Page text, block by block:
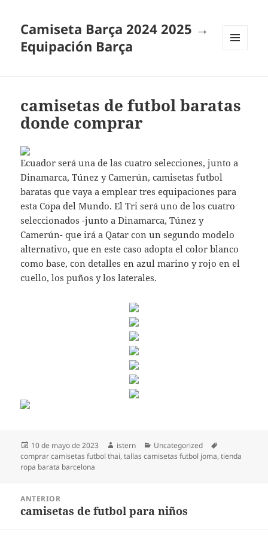
Camiseta Barça 2024 2025 →
Equipación Barça
camisetas de futbol baratas
donde comprar
Ecuador será una de las cuatro selecciones, junto a
Dinamarca, Túnez y Camerún, camisetas futbol
baratas que vaya a emplear tres equipaciones para
esta Copa del Mundo. El Tri será uno de los cuatro
seleccionados -junto a Dinamarca, Túnez y
Camerún- que irá a Qatar con un segundo modelo
alternativo, que en este caso adopta el color blanco
como base, con detalles en azul marino y rojo en el
cuello, los puños y los laterales.
Publicado
el
10 de mayo de 2023 Autor
istern Categorías
Uncategorized
comprar camisetas futbol thai,tallas camisetas futbol joma,tienda
ropa barata barcelona
entradas
ANTERIOR
Entrada
camisetas de futbol para niños